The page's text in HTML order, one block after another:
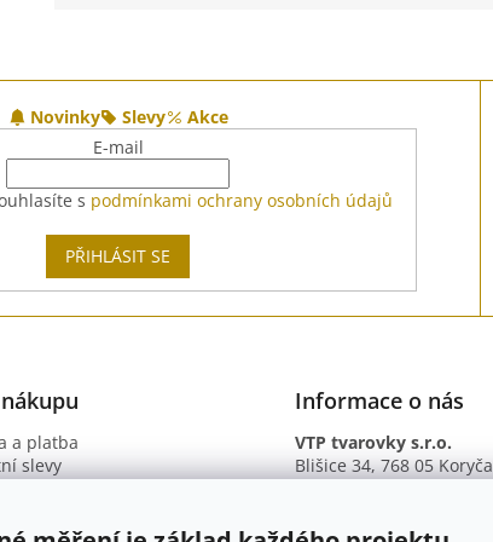
Novinky Slevy
Akce
E-mail
s podmínkami ochrany osobních údajů
PŘIHLÁSIT SE
a platba
slevy
ochrany osobních údajů
Informace o nás
VTP tvarovky s.r.o.
Blišice 34, 768 05
B. ú.: 2301934375/2010